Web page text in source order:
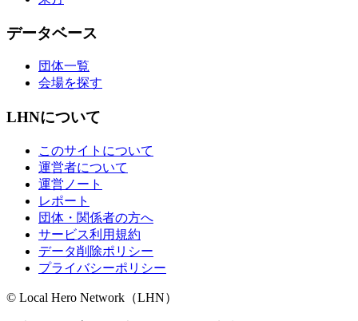
データベース
団体一覧
会場を探す
LHNについて
このサイトについて
運営者について
運営ノート
レポート
団体・関係者の方へ
サービス利用規約
データ削除ポリシー
プライバシーポリシー
© Local Hero Network（LHN）